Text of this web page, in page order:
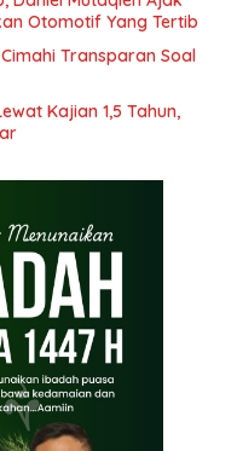
Otomotif Yang Tertib
Transparan Soal
Kajian 1,5 Tahun,